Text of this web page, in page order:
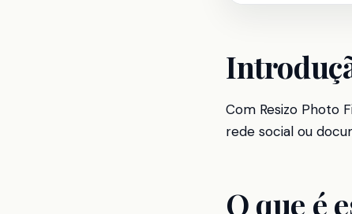
Com Resizo Photo
rede social ou
O que é